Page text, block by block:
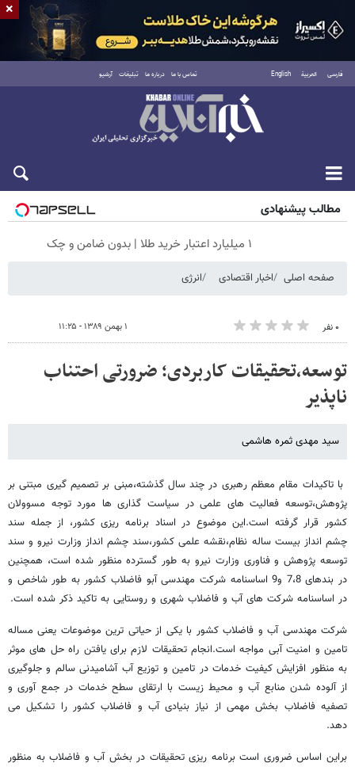
فارسی العربية English تماس با ما درباره ما تبلیغات آرشیو
جمعه ۱۶ مرداد ۱۴۰۵
مطالب پیشنهادی
۱ میلیارد اعتبار خرید طلا | بدون ضامن و چک
صفحه اصلی اخبار اقتصادی انرژی
۰ نفر ۱ بهمن ۱۳۸۹ - ۱۱:۲۵
توسعه،تحقیقات کاربردی؛ ضرورتی احتناب
ناپذیر
سید مهدی ثمره هاشمی
با تاکیدات مقام معظم رهبری در چند سال گذشته،مبنی بر تصمیم گیری مبتنی بر
پژوهش،توسعه فعالیت های علمی در سیاست گذاری ها مورد توجه مسوولان
کشور قرار گرفته است.این موضوع در اسناد برنامه ریزی کشور، از جمله سند
چشم انداز بیست ساله نظام،نقشه علمی کشور،سند چشم انداز وزارت نیرو و سند
توسعه پژوهش و فناوری وزارت نیرو به طور گسترده منظور شده است، همچنین
در بندهای 7،8 و9 اساسنامه شرکت مهندسی آبو فاضلاب کشور به طور شاخص و
در اساسنامه شرکت های آب و فاضلاب شهری و روستایی به تاکید ذکر شده است.
شرکت مهندسی آب و فاضلاب کشور با یکی از حیاتی ترین موضوعات یعنی مساله
تامین و امنیت آبی مواجه است.انجام تحقیقات لازم برای یافتن راه حل های موثر
به منظور افزایش کیفیت خدمات در تامین و توزیع آب آشامیدنی سالم و جلوگیری
از آلوده شدن منابع آب و محیط زیست با ارتقای سطح خدمات در جمع آوری و
تصفیه فاضلاب بخش مهمی از نیاز بنیادی آب و فاضلاب کشور را تشکیل می
دهد.
براین اساس ضروری است برنامه ریزی تحقیقات در بخش آب و فاضلاب به منظور
×